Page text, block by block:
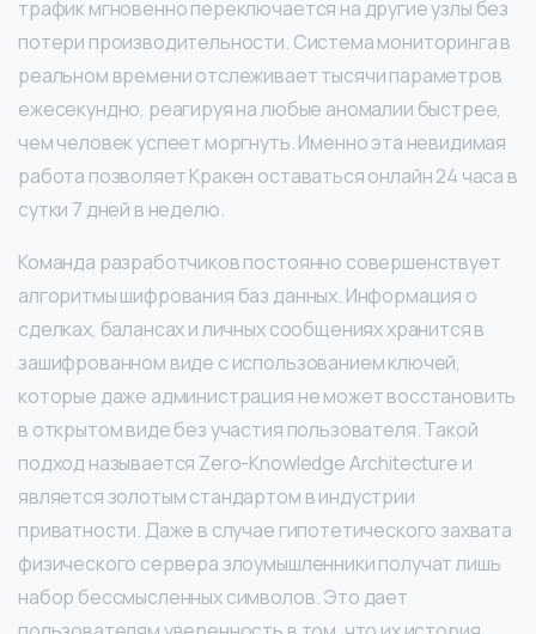
трафик мгновенно переключается на другие узлы без
потери производительности. Система мониторинга в
реальном времени отслеживает тысячи параметров
ежесекундно, реагируя на любые аномалии быстрее,
чем человек успеет моргнуть. Именно эта невидимая
работа позволяет Кракен оставаться онлайн 24 часа в
сутки 7 дней в неделю.
Команда разработчиков постоянно совершенствует
алгоритмы шифрования баз данных. Информация о
сделках, балансах и личных сообщениях хранится в
зашифрованном виде с использованием ключей,
которые даже администрация не может восстановить
в открытом виде без участия пользователя. Такой
подход называется Zero-Knowledge Architecture и
является золотым стандартом в индустрии
приватности. Даже в случае гипотетического захвата
физического сервера злоумышленники получат лишь
набор бессмысленных символов. Это дает